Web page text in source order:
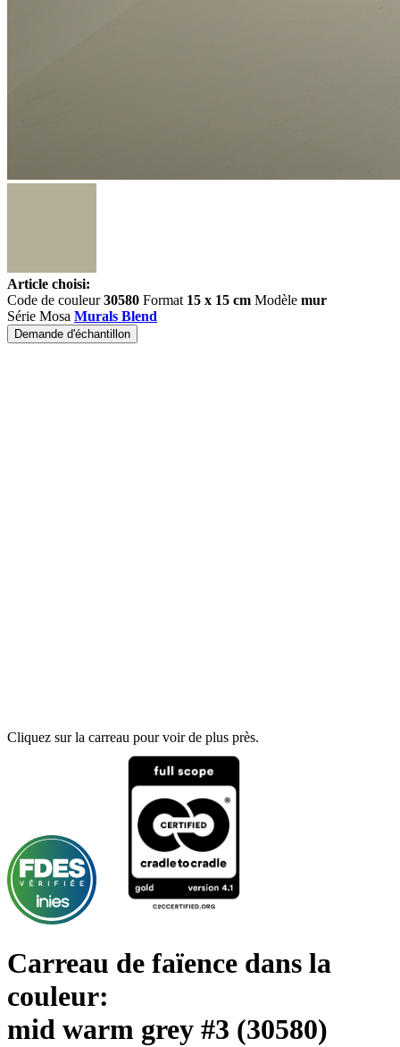
Article choisi:
Code de couleur30580 Format 15 x 15 cm Modèle mur
Série Mosa Murals Blend
Demande d'échantillon
Cliquez sur la carreau pour voir de plus près.
Carreau de faïence dans la
couleur:
mid warm grey #3 (30580)